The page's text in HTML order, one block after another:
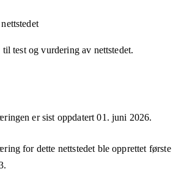
test og vurdering av nettstedet.
er sist oppdatert01. juni 2026.
for dette nettstedet ble opprettet første
.